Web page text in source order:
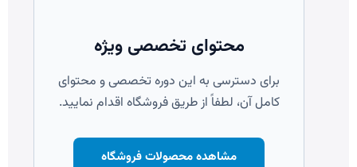
محتوای تخصصی ویژه
برای دسترسی به این دوره تخصصی و محتوای
کامل آن، لطفاً از طریق فروشگاه اقدام نمایید.
مشاهده محصولات فروشگاه